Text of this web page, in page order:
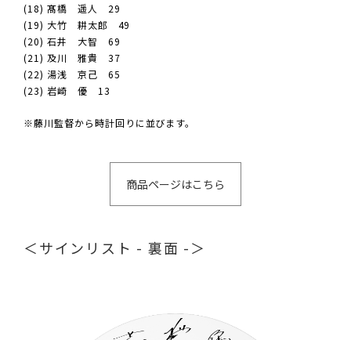
(18) 髙橋 遥人 29
(19) 大竹 耕太郎 49
(20) 石井 大智 69
(21) 及川 雅貴 37
(22) 湯浅 京己 65
(23) 岩崎 優 13
※藤川監督から時計回りに並びます。
商品ページはこちら
＜サインリスト - 裏面 -＞